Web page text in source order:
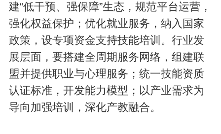
建“低干预、强保障”生态，规范平台运营，
强化权益保护；优化就业服务，纳入国家
政策，设专项资金支持技能培训。行业发
展层面，要搭建全周期服务网络，组建联
盟并提供职业与心理服务；统一技能资质
认证标准，开发能力模型；以产业需求为
导向加强培训，深化产教融合。